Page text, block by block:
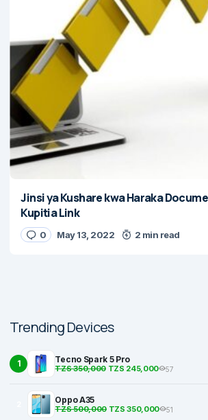
Jinsi ya Kushare kwa Haraka
Kupitia Link
0 May 13, 2022 2 min read
Trending Devices
1 Tecno Spark 5 Pro
TZS 350,000TZS 245,000 57
Oppo A35
TZS 500,000TZS 350,000 51